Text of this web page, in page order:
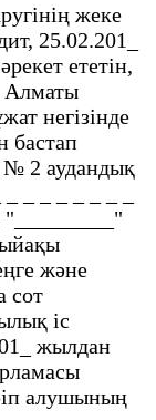
жеке
25.02.201_
ететін,
Алматы
негізінде
бастап
№ 2 аудандық
_ _ _ _ _ _ _
және
сот
іс
жылдан
алушының